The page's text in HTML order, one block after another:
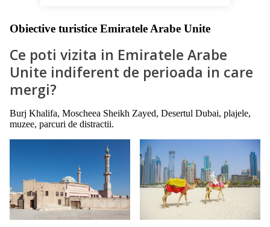
Obiective turistice Emiratele Arabe Unite
Ce poti vizita in Emiratele Arabe
Unite indiferent de perioada in care
mergi?
Burj Khalifa, Moscheea Sheikh Zayed, Desertul Dubai, plajele,
muzee, parcuri de distractii.